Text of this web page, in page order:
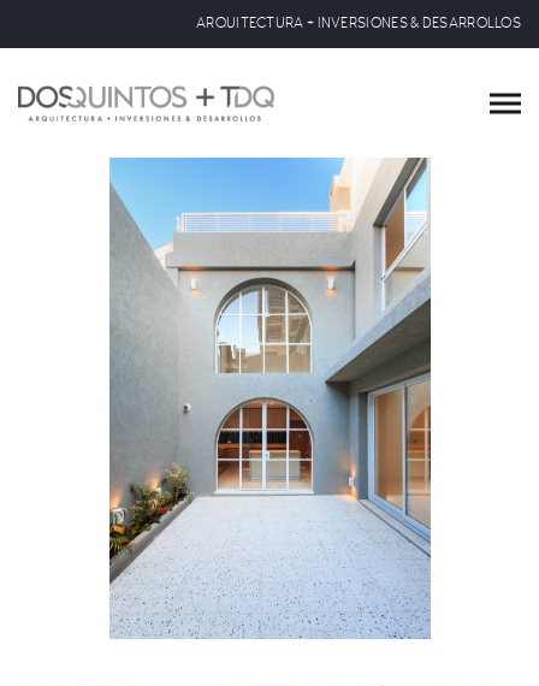
ARQUITECTURA + INVERSIONES & DESARROLLOS